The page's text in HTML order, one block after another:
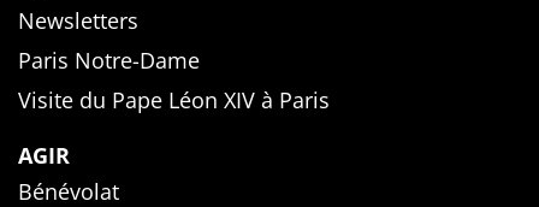
Newsletters
Paris Notre-Dame
Visite du Pape Léon XIV à Paris
AGIR
Bénévolat